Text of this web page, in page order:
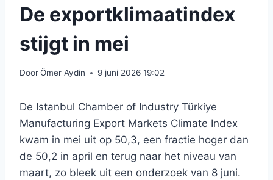
De exportklimaatindex
stijgt in mei
DoorÖmer Aydin 9 juni 2026 19:02
De Istanbul Chamber of Industry Türkiye
Manufacturing Export Markets Climate Index
kwam in mei uit op 50,3, een fractie hoger dan
de 50,2 in april en terug naar het niveau van
maart, zo bleek uit een onderzoek van 8 juni.